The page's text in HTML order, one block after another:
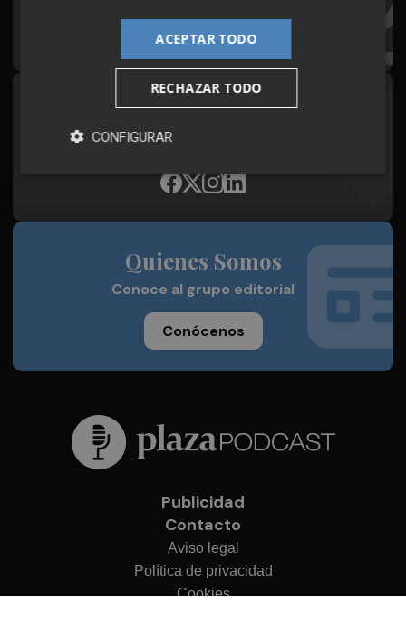
¡Quiero suscribirme!
Síguenos en redes
Plaza Podcast, desde cualquier medio
Quienes Somos
Conoce al grupo editorial
Conócenos
Publicidad
Contacto
Aviso legal
Política de privacidad
Cookies
ACEPTAR TODO
RECHAZAR TODO
CONFIGURAR